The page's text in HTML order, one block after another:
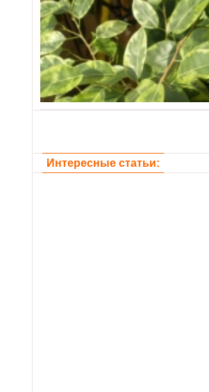
Интересные статьи: